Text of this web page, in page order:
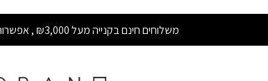
משלוחים חינם בקנייה מעל ₪3,000 , אפשרות לתשלום עד 12 תשלומים